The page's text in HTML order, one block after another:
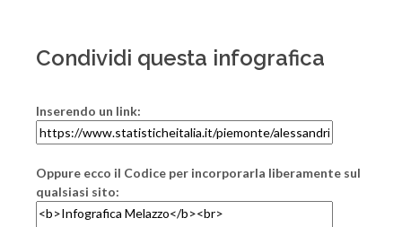
Condividi questa infografica
Inserendo un link:
Oppure ecco il Codice per incorporarla liberamente sul
qualsiasi sito: